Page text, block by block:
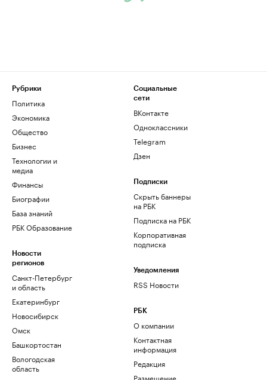
Рубрики
Политика
Экономика
Общество
Бизнес
Технологии и
медиа
Финансы
Биографии
База знаний
РБК Образование
Новости
регионов
Санкт-Петербург
и область
Екатеринбург
Новосибирск
Омск
Башкортостан
Вологодская
область
Социальные
сети
ВКонтакте
Одноклассники
Telegram
Дзен
Подписки
Скрыть баннеры
на РБК
Подписка на РБК
Корпоративная
подписка
Уведомления
RSS Новости
РБК
О компании
Контактная
информация
Редакция
Размещение